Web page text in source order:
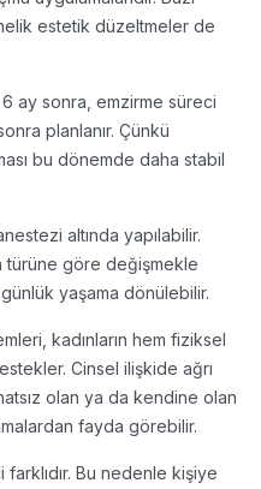
estetik düzeltmeler de
ay sonra, emzirme süreci
planlanır. Çünkü
bu dönemde daha stabil
altında yapılabilir.
türüne göre değişmekle
yaşama dönülebilir.
kadınların hem fiziksel
Cinsel ilişkide ağrı
olan ya da kendine olan
fayda görebilir.
farklıdır. Bu nedenle kişiye